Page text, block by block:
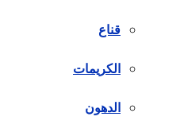
قناع
الكريمات
الدهون